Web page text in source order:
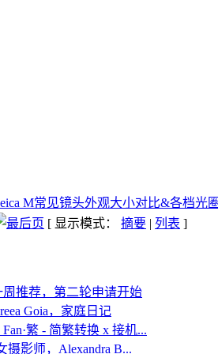
M常见镜头外观大小对比&各档光
[ 显示模式： 摘要 | 列表 ]
周推荐，第二轮申请开始
Goia，家庭日记
繁 - 简繁转换 x 接机...
摄影师，Alexandra B...